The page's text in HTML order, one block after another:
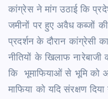
कांग्रेस ने मांग उठाई कि
जमीनों पर हुए अवैध कब्जों
प्रदर्शन के दौरान कांग्रेसी
नीतियों के खिलाफ
कि भूमाफियाओं से भूमि को
माफिया को यदि संरक्षण